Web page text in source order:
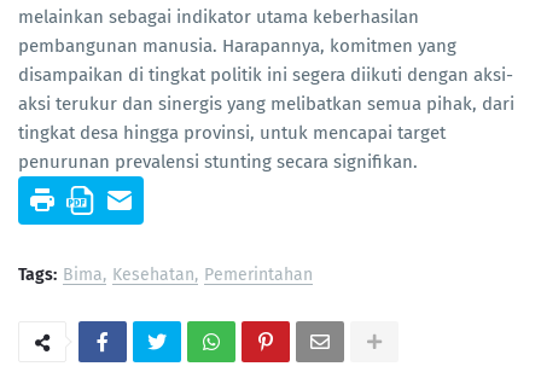
melainkan sebagai indikator utama keberhasilan
pembangunan manusia. Harapannya, komitmen yang
disampaikan di tingkat politik ini segera diikuti dengan aksi-
aksi terukur dan sinergis yang melibatkan semua pihak, dari
tingkat desa hingga provinsi, untuk mencapai target
penurunan prevalensi stunting secara signifikan.
Tags: Bima Kesehatan Pemerintahan